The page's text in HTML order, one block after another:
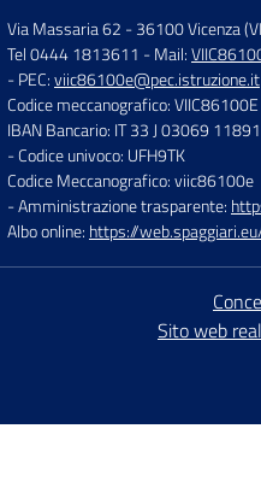
Via Massaria 62 -36100 Vicenza
Tel 0444 1813611 - Mail:
- PEC:viic86100e@pec.istruzione.it
Codice meccanografico: VIIC86100E
IBAN Bancario: IT 33 J 03069
- Codice univoco: UFH9TK
Codice Meccanografico: viic86100e
- Amministrazione trasparente:
Albo online: https://
Sito web